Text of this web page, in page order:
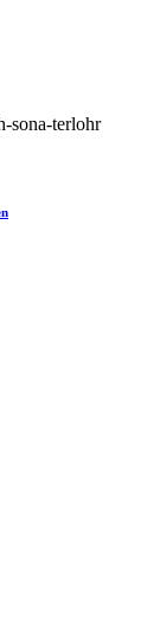
sona-terlohr